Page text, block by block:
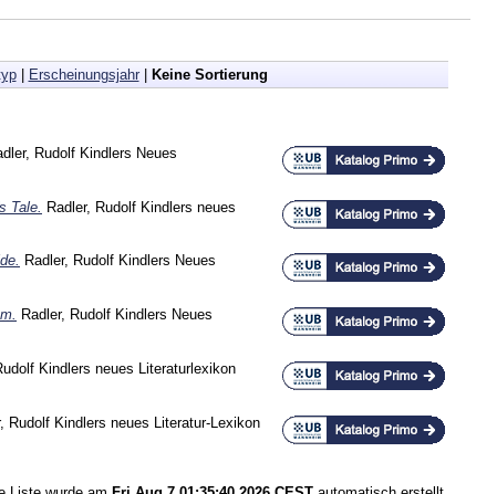
| Erscheinungsjahr| Keine Sortierung
Rudolf Kindlers Neues
Tale. Radler, Rudolf Kindlers neues
Radler, Rudolf Kindlers Neues
Radler, Rudolf Kindlers Neues
Kindlers neues Literaturlexikon
Rudolf Kindlers neues Literatur-Lexikon